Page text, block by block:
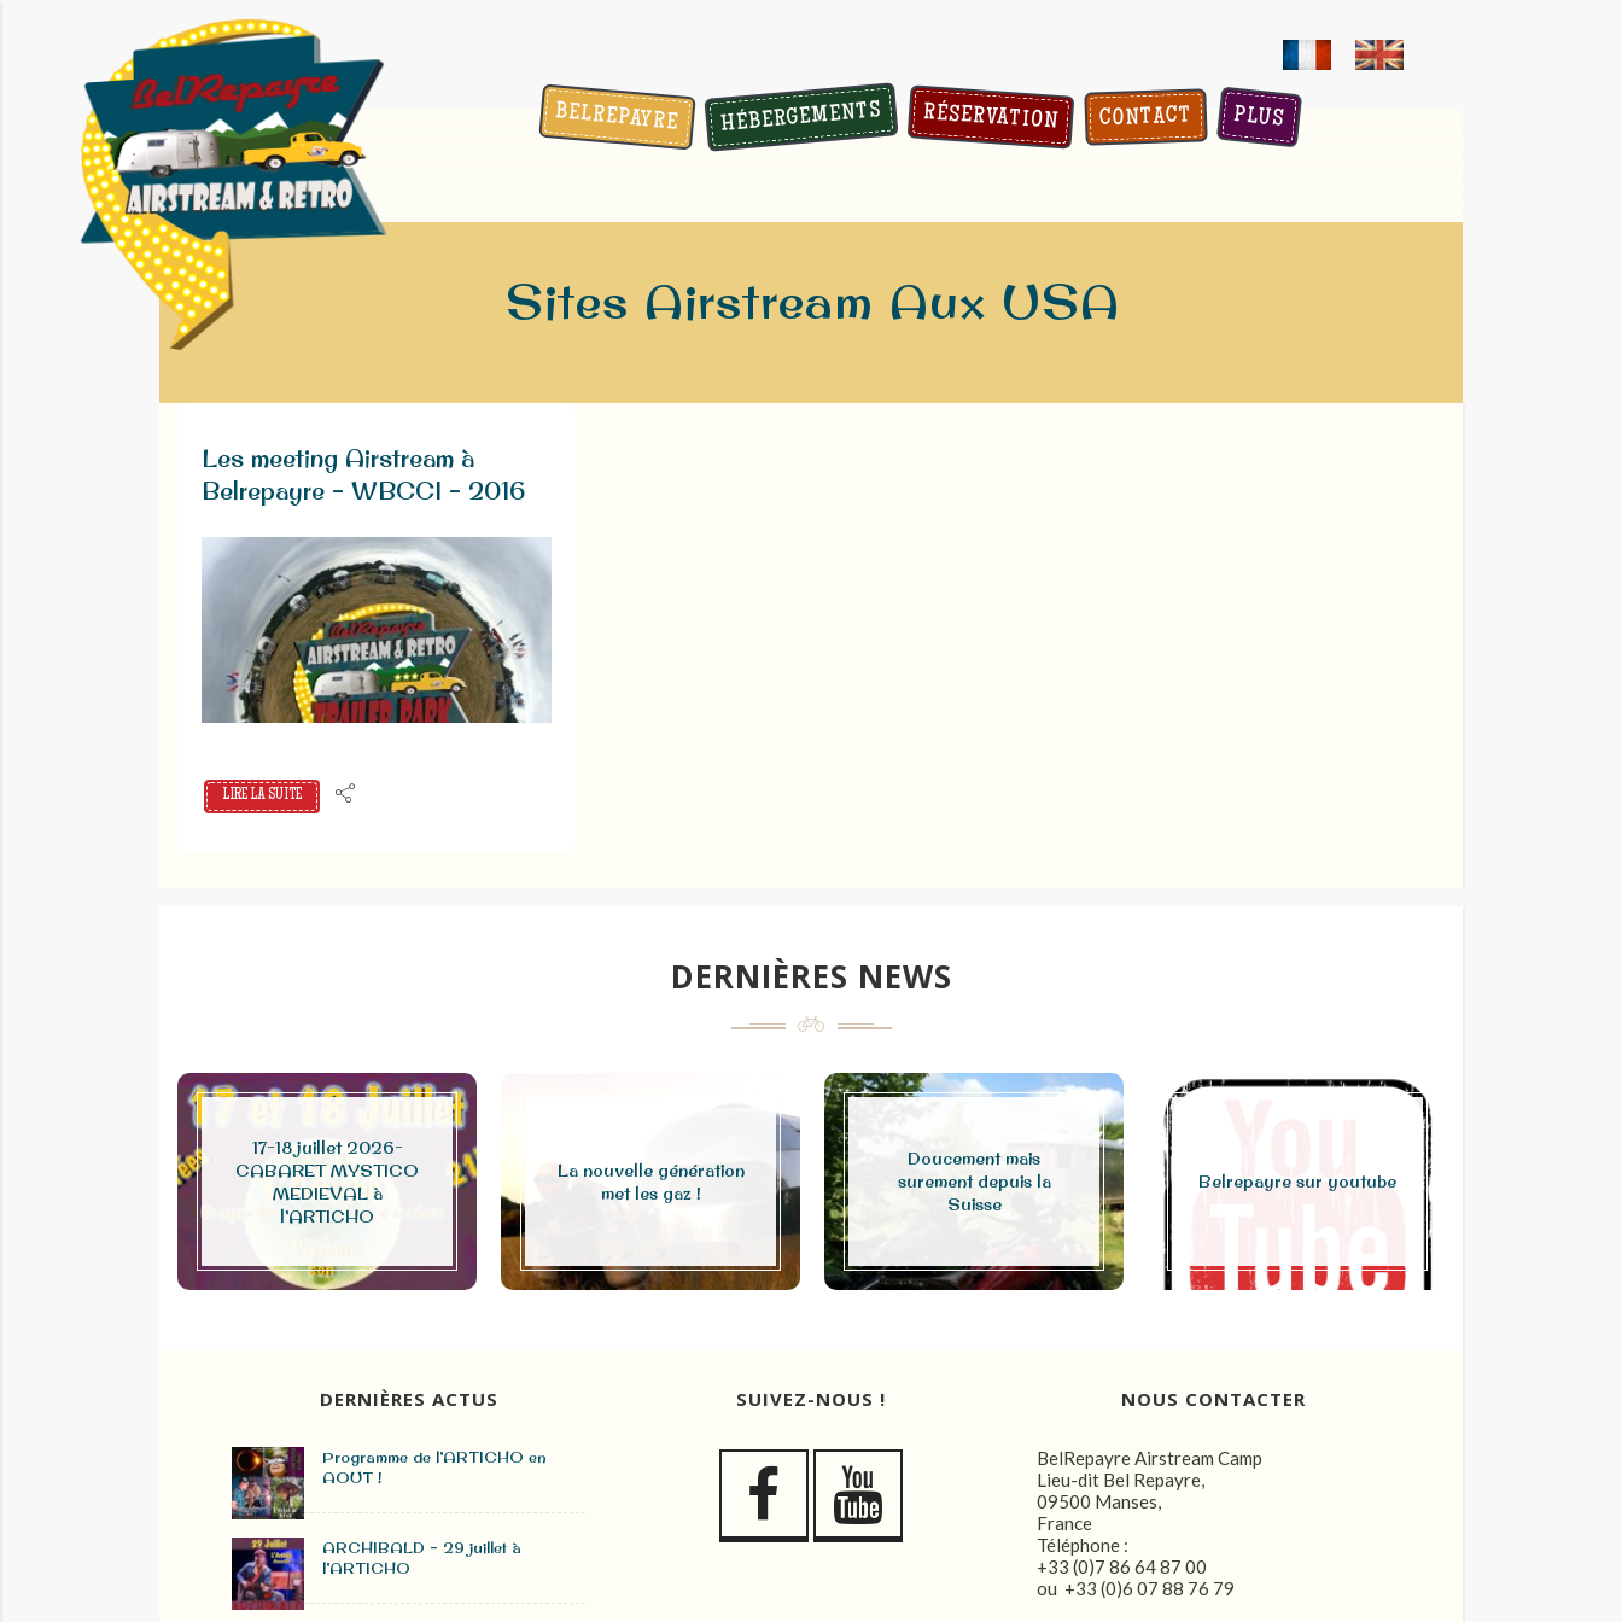
BELREPAYRE HÉBERGEMENTS RÉSERVATION CONTACT PLUS
Sites Airstream Aux USA
Les meeting Airstream à
Belrepayre – WBCCI – 2016
LIRE LA SUITE
DERNIÈRES NEWS
17-18 juillet 2026-
CABARET MYSTICO
MEDIEVAL à
l’ARTICHO
La nouvelle génération
met les gaz !
Doucement mais
surement depuis la
Suisse
Belrepayre sur youtube
DERNIÈRES ACTUS
Programme de l’ARTICHO en
AOUT !
ARCHIBALD – 29 juillet à
l’ARTICHO
SUIVEZ-NOUS ! NOUS CONTACTER
BelRepayre Airstream Camp
Lieu-dit Bel Repayre,
09500 Manses,
France
Téléphone :
+33 (0)7 86 64 87 00
ou +33 (0)6 07 88 76 79